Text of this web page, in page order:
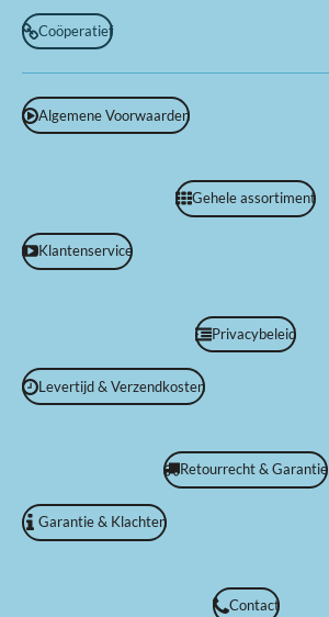
Coöperatief
Algemene Voorwaarden
Gehele assortiment
Klantenservice
Privacybeleid
Levertijd & Verzendkosten
Retourrecht & Garantie
Garantie & Klachten
Contact